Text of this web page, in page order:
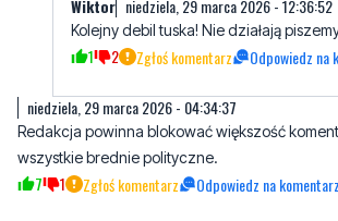
niedziela, 29 marca 2026 - 04:34:37
Redakcja powinna blokować większość
7 1 Zgłoś komentarz Odpowiedz na komentarz
Wiktor niedziela, 29 marca 2026 - 10:48:24
Nie mogą, bo wtedy nikt tu nie bedzie